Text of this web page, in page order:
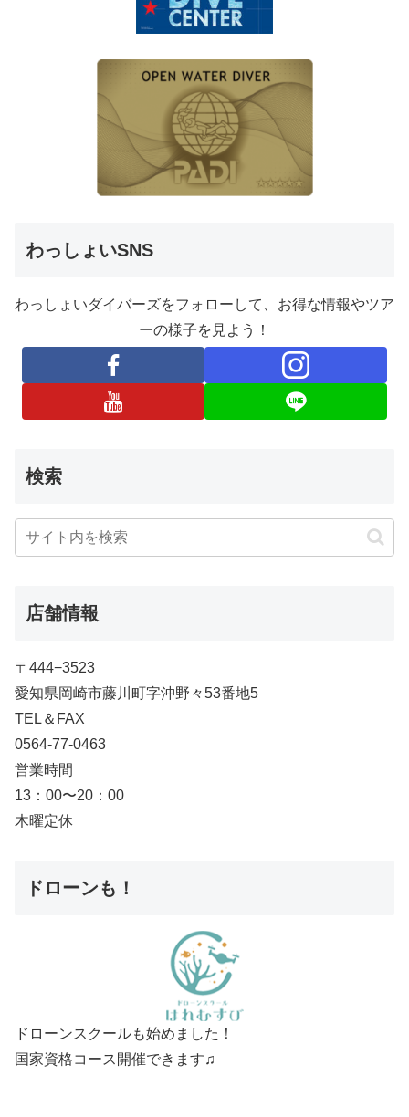
わっしょいSNS
わっしょいダイバーズをフォローして、お得な情報やツア
ーの様子を見よう！
検索
店舗情報
〒444−3523
愛知県岡崎市藤川町字沖野々53番地5
TEL＆FAX
0564-77-0463
営業時間
13：00〜20：00
木曜定休
ドローンも！
ドローンスクールも始めました！
国家資格コース開催できます♫